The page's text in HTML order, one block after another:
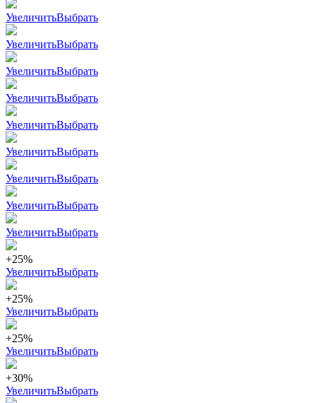
УвеличитьВыбрать
УвеличитьВыбрать
УвеличитьВыбрать
УвеличитьВыбрать
УвеличитьВыбрать
УвеличитьВыбрать
УвеличитьВыбрать
УвеличитьВыбрать
УвеличитьВыбрать
+25%
УвеличитьВыбрать
+25%
УвеличитьВыбрать
+25%
УвеличитьВыбрать
+30%
УвеличитьВыбрать